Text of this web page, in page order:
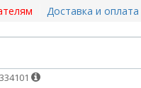
Доставка и оплата